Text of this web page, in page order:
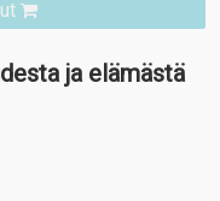
ja elämästä